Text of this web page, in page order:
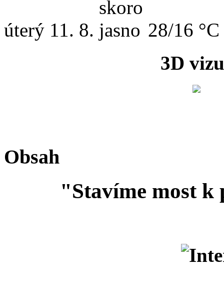
úterý 11. 8.
28/16 °C
3D
Obsah
"Stavíme most